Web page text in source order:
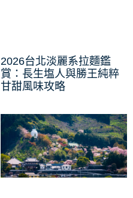
2026台北淡麗系拉麵鑑
賞：長生塩人與勝王純粹
甘甜風味攻略